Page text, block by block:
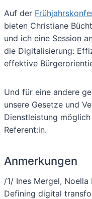
Auf der
bieten Christiane
und ich eine Session
die Digitalisierung:
effektive
Und für eine andere
unsere Gesetze und
Dienstleistung
Referent:in.
Anmerkungen
/1/ Ines Mergel,
Defining digital